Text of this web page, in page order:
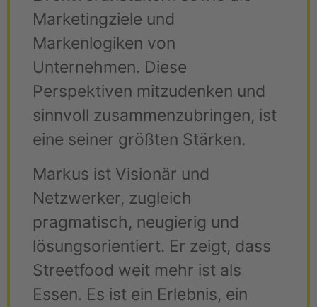
Marketingziele und
Markenlogiken von
Unternehmen. Diese
Perspektiven mitzudenken und
sinnvoll zusammenzubringen, ist
eine seiner größten Stärken.
Markus ist Visionär und
Netzwerker, zugleich
pragmatisch, neugierig und
lösungsorientiert. Er zeigt, dass
Streetfood weit mehr ist als
Essen. Es ist ein Erlebnis, ein